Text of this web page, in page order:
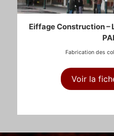
Eiffage Construction –
Fabrication des
Voir la